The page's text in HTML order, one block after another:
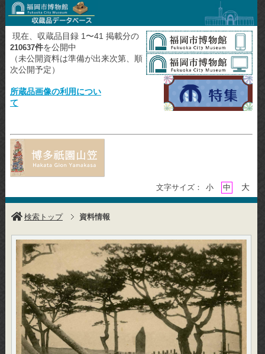
現在、収蔵品目録 1〜41 掲載分の
210637件を公開中
（未公開資料は準備が出来次第、順
次公開予定）
所蔵品画像の利用につい
て
文字サイズ： 小 中 大
検索トップ 資料情報